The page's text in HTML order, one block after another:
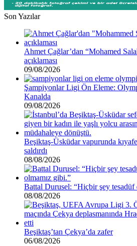
Son Yazılar
Ahmet Çağlar’dan “Mohamed
açıklaması
09/08/2026
Şampiyonlar Ligi Ön Eleme:
Kanalda
09/08/2026
Beşiktaş-Üsküdar vapurunda
saldırdı
08/08/2026
Battal Durusel: “Hiçbir şey tesadüf
08/08/2026
Beşiktaş’tan Çekya’da zafer
06/08/2026